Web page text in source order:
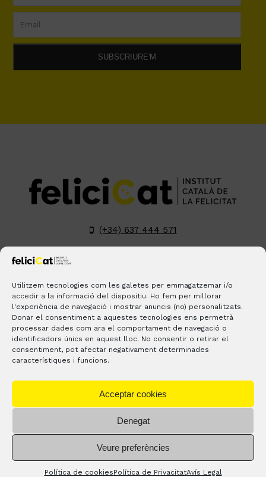
Utilitzem tecnologies com les galetes per emmagatzemar i/o
accedir a la informació del dispositiu. Ho fem per millorar
l'experiència de navegació i mostrar anuncis (no) personalitzats.
Donar el consentiment a aquestes tecnologies ens permetrà
processar dades com ara el comportament de navegació o
identificadors únics en aquest lloc. No consentir o retirar el
consentiment, pot afectar negativament determinades
característiques i funcions.
Acceptar cookies
Denegat
Veure preferències
Política de cookiesPolítica de PrivacitatAvís Legal
(+34) 637 444 571
hola@felicicat.cat
LinkedInYouTube Pinterest
BLOGS CONTACTE ON ESTEM?
feliciCat– Tots els drets reservats. |